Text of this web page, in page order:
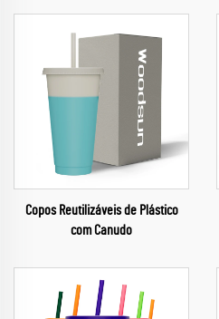
Copos Reutilizáveis de Plástico
com Canudo